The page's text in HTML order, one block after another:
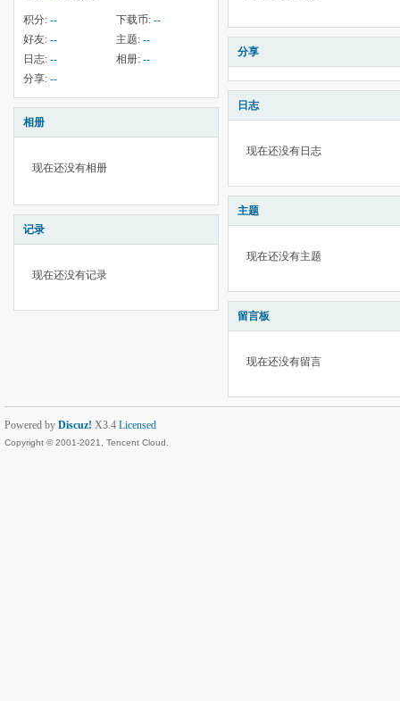
积分: -- 下载币: --
好友: -- 主题: --
日志: -- 相册: --
分享: --
相册
现在还没有相册
记录
现在还没有记录
分享
日志
现在还没有日志
主题
现在还没有主题
留言板
现在还没有留言
Powered by Discuz! X3.4 Licensed
Copyright © 2001-2021, Tencent Cloud.